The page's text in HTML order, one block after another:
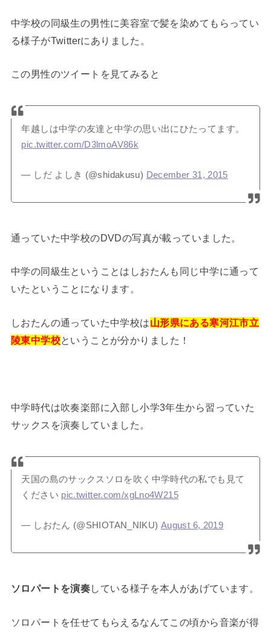
中学校の同級生の男性に美容室で髪を染めてもらってい
る様子がTwitterにありました。
この男性のツイートを見てみると
年越しは中学の友達と中学の思い出にひたってます。
pic.twitter.com/D3lmoAV86k
— しだ よしき (@shidakusu) December 31, 2015
通っていた中学校のDVDの写真が載っていました。
中学の同級生ということはしおたんも同じ中学に通って
いたということになります。
しおたんの通っていた中学校は山形県にある寒河江市立
陵東中学校ということが分かりました！
中学時代は吹奏楽部に入部し小学3年生から習っていた
サックスを演奏していました。
天国の島のサックスソロを吹く中学時代の私でも見て
ください pic.twitter.com/xgLno4W215
— しおたん (@SHIOTAN_NIKU) August 6, 2019
ソロパートを演奏している様子を本人があげています。
ソロパートを任せてもらえるなんてこの頃から音楽が得